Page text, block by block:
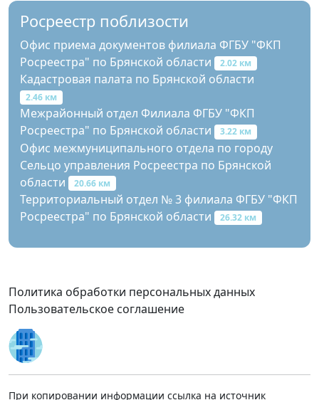
Росреестр поблизости
Офис приема документов филиала ФГБУ "ФКП
Росреестра" по Брянской области
2.02 км
Кадастровая палата по Брянской области
2.46 км
Межрайонный отдел Филиала ФГБУ "ФКП
Росреестра" по Брянской области
3.22 км
Офис межмуниципального отдела по городу
Сельцо управления Росреестра по Брянской
области
20.66 км
Территориальный отдел № 3 филиала ФГБУ "ФКП
Росреестра" по Брянской области
26.32 км
Политика обработки персональных данных
Пользовательское соглашение
При копировании информации ссылка на источник